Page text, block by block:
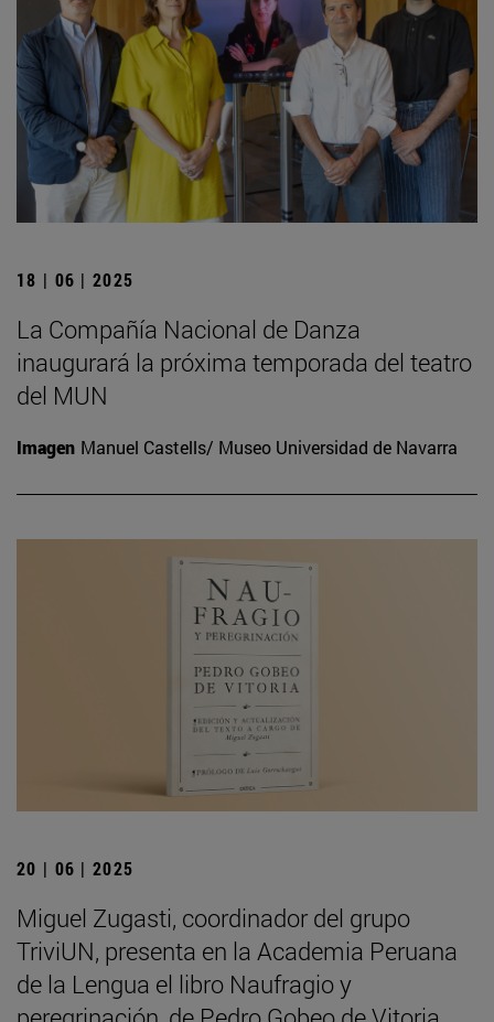
18 | 06 | 2025
La Compañía Nacional de Danza
inaugurará la próxima temporada del teatro
del MUN
Imagen Manuel Castells/ Museo Universidad de Navarra
20 | 06 | 2025
Miguel Zugasti, coordinador del grupo
TriviUN, presenta en la Academia Peruana
de la Lengua el libro Naufragio y